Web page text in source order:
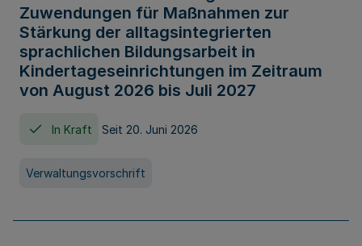
Zuwendungen für Maßnahmen zur
Stärkung der alltagsintegrierten
sprachlichen Bildungsarbeit in
Kindertageseinrichtungen im Zeitraum
von August 2026 bis Juli 2027
In Kraft Seit 20. Juni 2026
Verwaltungsvorschrift